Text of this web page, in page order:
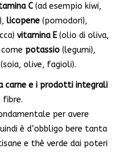
C(ad esempio kiwi,
licopene (pomodori),
vitamina E(olio di oliva,
potassio (legumi),
(soia, olive, fagioli).
carne e i prodotti integrali
fibre.
per avere
è d’obbligo bere tanta
e thè verde dai poteri